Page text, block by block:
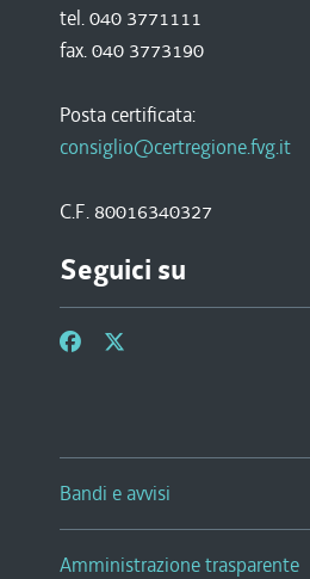
tel. 040 3771111
fax. 040 3773190
Posta certificata:
consiglio@certregione.fvg.it
C.F. 80016340327
Seguici su
Bandi e avvisi
Amministrazione trasparente